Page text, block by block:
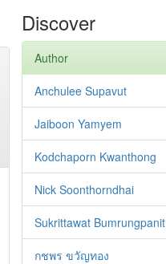
Discover
Author
Anchulee Supavut
Jaiboon Yamyem
Kodchaporn Kwanthong
Nick Soonthorndhai
Sukrittawat Bumrungpanit
กชพร ขวัญทอง